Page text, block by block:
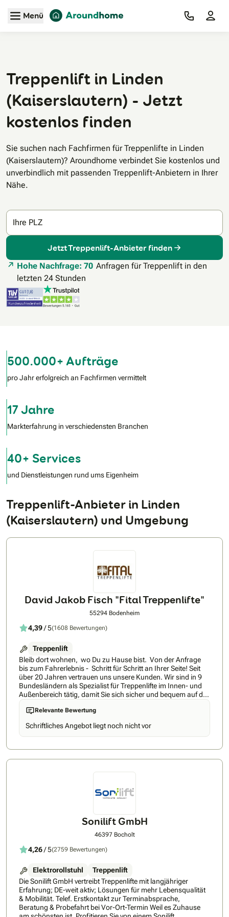
Zum Hauptinhalt
Menü
Treppenlift in Linden
(Kaiserslautern) - Jetzt
kostenlos finden
Sie suchen nach Fachfirmen für Treppenlifte in Linden
(Kaiserslautern)? Aroundhome verbindet Sie kostenlos und
unverbindlich mit passenden Treppenlift-Anbietern in Ihrer
Nähe.
Ihre PLZ
Jetzt Treppenlift-Anbieter finden
Hohe Nachfrage: 70 Anfragen für Treppenlift in den
letzten 24 Stunden
500.000+ Aufträge
pro Jahr erfolgreich an Fachfirmen vermittelt
17 Jahre
Markterfahrung in verschiedensten Branchen
40+ Services
und Dienstleistungen rund ums Eigenheim
Treppenlift-Anbieter in Linden
(Kaiserslautern) und Umgebung
David Jakob Fisch "Fital Treppenlifte"
55294 Bodenheim
4,39/ 5(1608 Bewertungen)
Treppenlift
Bleib dort wohnen, wo Du zu Hause bist. Von der Anfrage
bis zum Fahrerlebnis - Schritt für Schritt an Ihrer Seite! Seit
über 20 Jahren vertrauen uns unsere Kunden. Wir sind in 9
Bundesländern als Spezialist für Treppenlifte im Innen- und
Außenbereich tätig, damit Sie sich sicher und bequem auf der
Treppe bewegen können - zu erstaunlich günstigen Preisen.
FITAL Treppenlifte ist und bleibt ein inhabergeführtes,
unabhängiges und überregionales Treppenliftunternehmen.
Das bietet Ihnen langfristige Sicherheit in den Punkten
Ansprechpartner, Zuständigkeiten, Service und auch
Zuschüsse Es gibt viele interessante Möglichkeiten,
ausgeschöpft? Ab Pflegegrad 1 erhalten Sie bis zu € 4.000,-
Zuschuss von Ihrer Pflegekasse - wir unterstützen Sie gerne
Jahre Garantie • Schnelle Erreichbarkeit bei Störungen •
Große Modellauswahl • Kurze Lieferzeiten, keine Anzahlung
Für Sie im Einsatz - immer in Ihrer Nähe. Wir sind ein
sind auch ein Handwerksbetrieb und führen Montagen,
zur Montage alles aus einer Hand - wir freuen uns auf Sie!
Weitere Informationen finden Sie auf: www.fital-
treppenlifte.de/
Relevante Bewertung
Schriftliches Angebot liegt noch nicht vor
Sonilift GmbH
46397 Bocholt
4,26/ 5(2759 Bewertungen)
Elektrorollstuhl
Treppenlift
Die Sonilift GmbH vertreibt Treppenlifte mit langjähriger
Erfahrung; DE-weit aktiv; Lösungen für mehr Lebensqualität
& Mobilität. Telef. Erstkontakt zur Terminabsprache,
Beratung & Probefahrt bei Vor-Ort-Termin Weil es Zuhause